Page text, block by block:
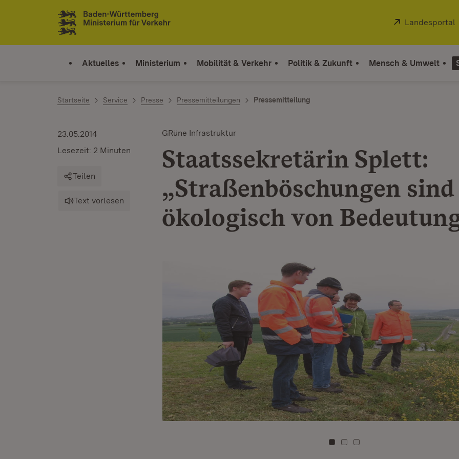
Zum Inhalt springen
Link zur Startseite
Extern:
Landesportal
Aktuelles Ministerium Mobilität & Verkehr Politik & Zukunft Mensch & Umwelt
Startseite Service Presse Pressemitteilungen Pressemitteilung
GRüne Infrastruktur
Staatssekretärin Splett:
„Straßenböschungen sind
ökologisch von
23.05.2014
Lesezeit: 2 Minuten
Teilen
Text vorlesen
Zu Kachel: 0
Zu Kachel: 1
Zu Kachel: 2